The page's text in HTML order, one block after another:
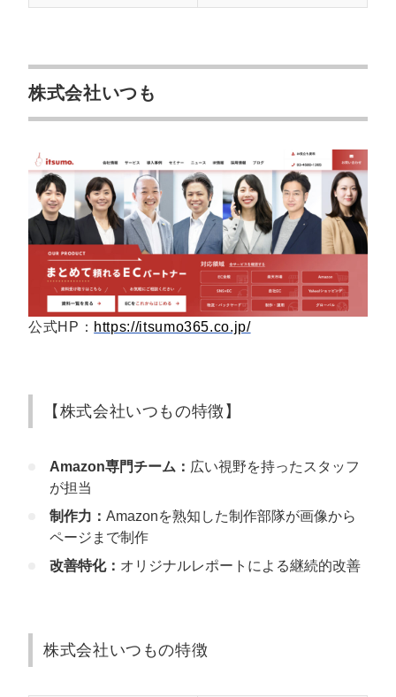
株式会社いつも
公式HP： https://itsumo365.co.jp/
【株式会社いつもの特徴】
Amazon専門チーム： 広い視野を持ったスタッフ
が担当
制作力： Amazonを熟知した制作部隊が画像から
ページまで制作
改善特化： オリジナルレポートによる継続的改善
株式会社いつもの特徴